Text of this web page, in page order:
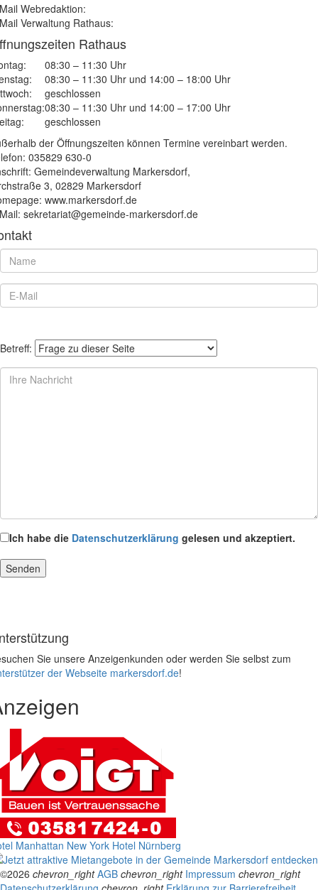
Webredaktion:
Verwaltung Rathaus:
Rathaus
08:30 – 11:30 Uhr
08:30 – 11:30 Uhr und 14:00 – 18:00 Uhr
geschlossen
08:30 – 11:30 Uhr und 14:00 – 17:00 Uhr
geschlossen
der Öffnungszeiten können Termine vereinbart werden.
035829 630-0
Gemeindeverwaltung Markersdorf,
3, 02829 Markersdorf
www.markersdorf.de
sekretariat@gemeinde-markersdorf.de
Betreff:
Ich habe die Datenschutzerklärung gelesen und akzeptiert.
Sie unsere Anzeigenkunden oder werden Sie selbst zum
der Webseite markersdorf.de!
Manhattan New York Hotel Nürnberg
©2026 chevron_right AGB chevron_right Impressum chevron_right